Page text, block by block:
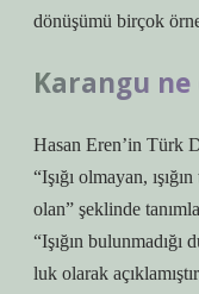
dönüşümü birçok
Karangu ne
Hasan Eren’in Türk
“Işığı olmayan,
olan” şeklinde
“Işığın
luk olarak